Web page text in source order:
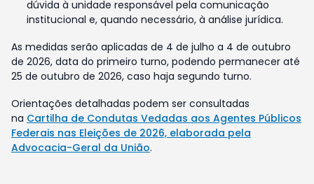
dúvida à unidade responsável pela comunicação
institucional e, quando necessário, à análise jurídica.
As medidas serão aplicadas de 4 de julho a 4 de outubro
de 2026, data do primeiro turno, podendo permanecer até
25 de outubro de 2026, caso haja segundo turno.
Orientações detalhadas podem ser consultadas
na Cartilha de Condutas Vedadas aos Agentes Públicos
Federais nas Eleições de 2026, elaborada pela
Advocacia-Geral da União.